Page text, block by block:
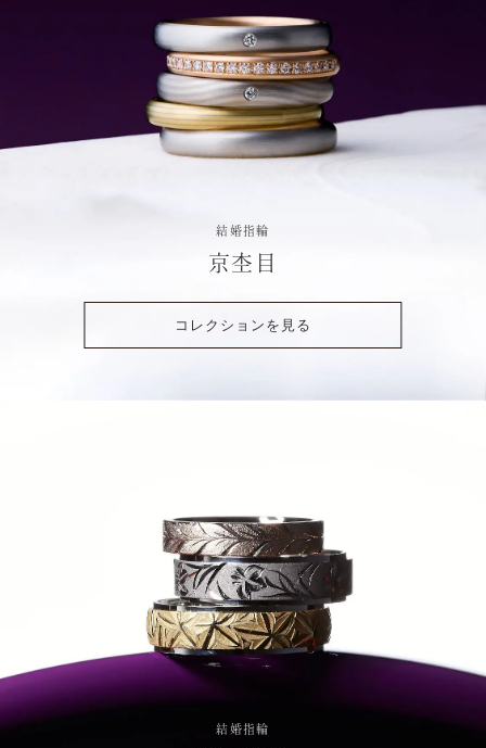
結婚指輪
京杢目
コレクションを見る
結婚指輪